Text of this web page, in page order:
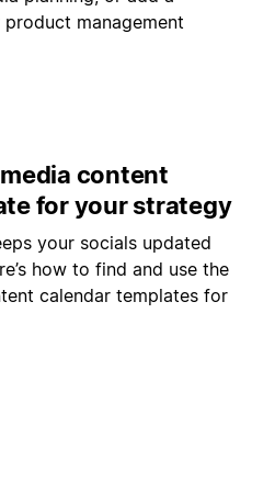
management
content
for your strategy
your socials updated
how to find and use the
calendar templates for